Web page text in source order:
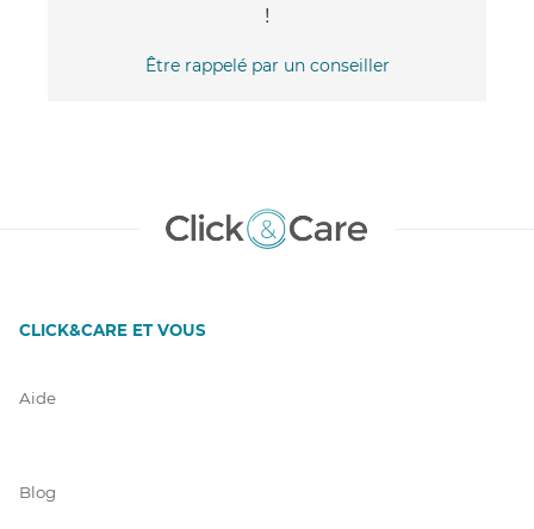
!
Être rappelé par un conseiller
CLICK&CARE ET VOUS
Aide
Blog